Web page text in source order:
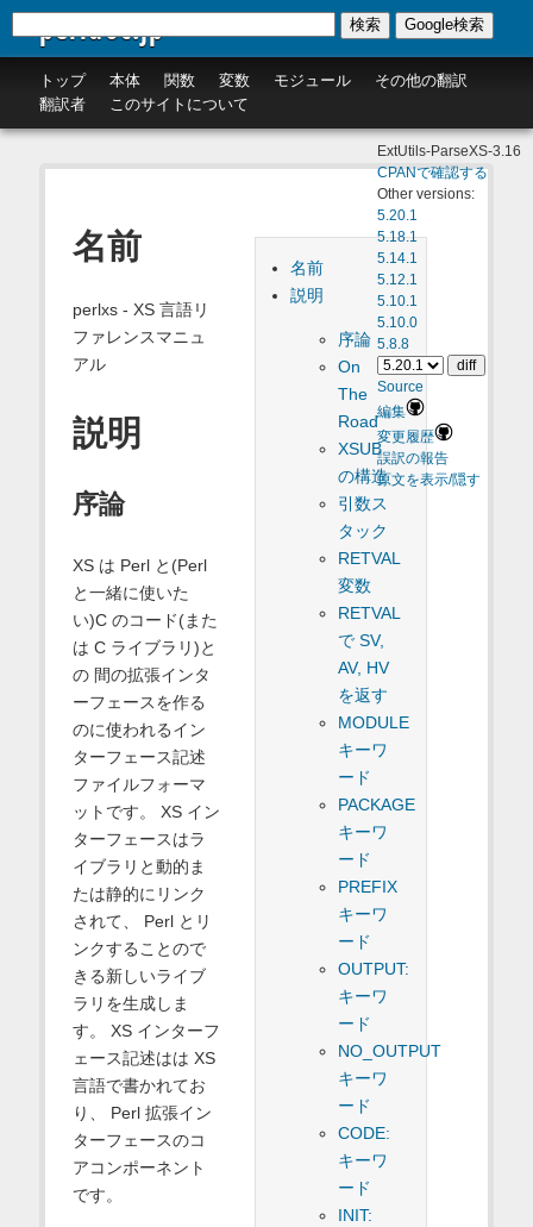
perldoc.jp
トップ 本体 関数 変数 モジュール
その他の翻訳
翻訳者
このサイトについて
検索 Google検索
ExtUtils-ParseXS-3.16
CPANで確認する
Other versions:
5.20.1
5.18.1
5.14.1
5.12.1
5.10.1
5.10.0
5.8.8
Source
編集
変更履歴
誤訳の報告
原文を表示/隠す
名前
説明
序論
On
The
Road
XSUB
の構造
引数ス
タック
RETVAL
変数
RETVAL
で SV,
AV, HV
を返す
MODULE
キーワ
ード
PACKAGE
キーワ
ード
PREFIX
キーワ
ード
OUTPUT:
キーワ
ード
NO_OUTPUT
キーワ
ード
CODE:
キーワ
ード
INIT:
名前
perlxs - XS 言語リ
ファレンスマニュ
アル
説明
序論
XS は Perl と(Perl
と一緒に使いた
い)C のコード(また
は C ライブラリ)と
の 間の拡張インタ
ーフェースを作る
のに使われるイン
ターフェース記述
ファイルフォーマ
ットです。 XS イン
ターフェースはラ
イブラリと動的ま
たは静的にリンク
されて、 Perl とリ
ンクすることので
きる新しいライブ
ラリを生成しま
す。 XS インターフ
ェース記述はは XS
言語で書かれてお
り、 Perl 拡張イン
ターフェースのコ
アコンポーネント
です。